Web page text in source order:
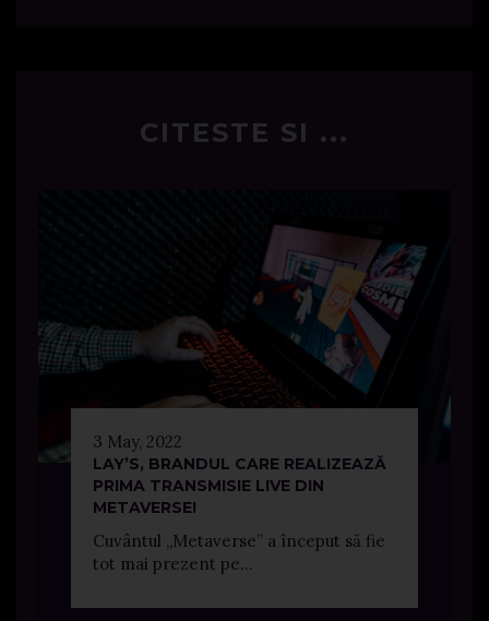
CITESTE SI ...
3 May, 2022
LAY’S, BRANDUL CARE REALIZEAZĂ
PRIMA TRANSMISIE LIVE DIN
METAVERSE!
Cuvântul „Metaverse” a început să fie
tot mai prezent pe...